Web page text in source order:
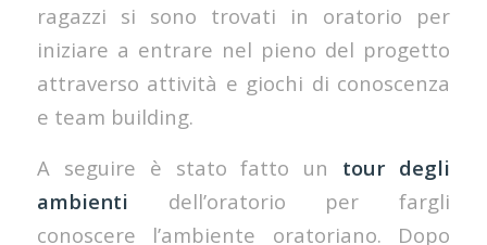
ragazzi si sono trovati in oratorio per
iniziare a entrare nel pieno del progetto
attraverso attività e giochi di conoscenza
e team building.
A seguire è stato fatto un tour degli
ambienti dell’oratorio per fargli
conoscere l’ambiente oratoriano. Dopo